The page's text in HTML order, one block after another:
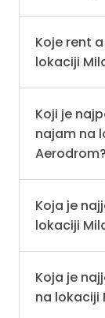
Koje rent
lokaciji
Koji je
najam na
Aerodrom?
Koja je
lokaciji
Koja je
na lokaciji